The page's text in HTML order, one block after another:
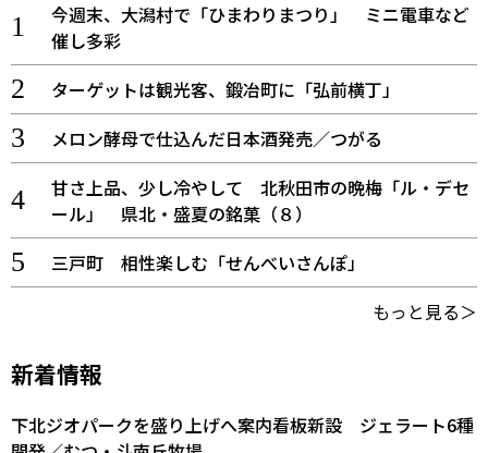
今週末、大潟村で「ひまわりまつり」 ミニ電車など
催し多彩
ターゲットは観光客、鍛冶町に「弘前横丁」
メロン酵母で仕込んだ日本酒発売／つがる
甘さ上品、少し冷やして 北秋田市の晩梅「ル・デセ
ール」 県北・盛夏の銘菓（８）
三戸町 相性楽しむ「せんべいさんぽ」
もっと見る＞
新着情報
下北ジオパークを盛り上げへ案内看板新設 ジェラート6種